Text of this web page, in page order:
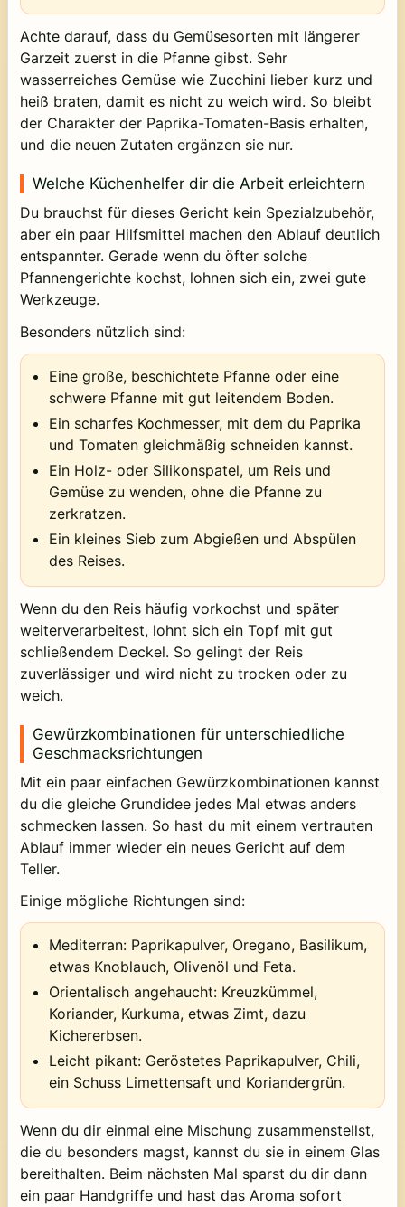
Achte darauf, dass du Gemüsesorten mit längerer
Garzeit zuerst in die Pfanne gibst. Sehr
wasserreiches Gemüse wie Zucchini lieber kurz und
heiß braten, damit es nicht zu weich wird. So bleibt
der Charakter der Paprika-Tomaten-Basis erhalten,
und die neuen Zutaten ergänzen sie nur.
Welche Küchenhelfer dir die Arbeit erleichtern
Du brauchst für dieses Gericht kein Spezialzubehör,
aber ein paar Hilfsmittel machen den Ablauf deutlich
entspannter. Gerade wenn du öfter solche
Pfannengerichte kochst, lohnen sich ein, zwei gute
Werkzeuge.
Besonders nützlich sind:
Eine große, beschichtete Pfanne oder eine
schwere Pfanne mit gut leitendem Boden.
Ein scharfes Kochmesser, mit dem du Paprika
und Tomaten gleichmäßig schneiden kannst.
Ein Holz- oder Silikonspatel, um Reis und
Gemüse zu wenden, ohne die Pfanne zu
zerkratzen.
Ein kleines Sieb zum Abgießen und Abspülen
des Reises.
Wenn du den Reis häufig vorkochst und später
weiterverarbeitest, lohnt sich ein Topf mit gut
schließendem Deckel. So gelingt der Reis
zuverlässiger und wird nicht zu trocken oder zu
weich.
Gewürzkombinationen für unterschiedliche
Geschmacksrichtungen
Mit ein paar einfachen Gewürzkombinationen kannst
du die gleiche Grundidee jedes Mal etwas anders
schmecken lassen. So hast du mit einem vertrauten
Ablauf immer wieder ein neues Gericht auf dem
Teller.
Einige mögliche Richtungen sind:
Mediterran: Paprikapulver, Oregano, Basilikum,
etwas Knoblauch, Olivenöl und Feta.
Orientalisch angehaucht: Kreuzkümmel,
Koriander, Kurkuma, etwas Zimt, dazu
Kichererbsen.
Leicht pikant: Geröstetes Paprikapulver, Chili,
ein Schuss Limettensaft und Koriandergrün.
Wenn du dir einmal eine Mischung zusammenstellst,
die du besonders magst, kannst du sie in einem Glas
bereithalten. Beim nächsten Mal sparst du dir dann
ein paar Handgriffe und hast das Aroma sofort